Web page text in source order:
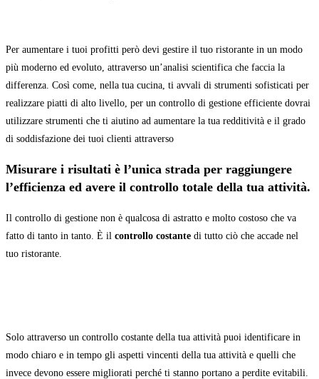
Per aumentare i tuoi profitti però devi gestire il tuo ristorante in un modo
più moderno ed evoluto, attraverso un’analisi scientifica che faccia la
differenza. Così come, nella tua cucina, ti avvali di strumenti sofisticati per
realizzare piatti di alto livello, per un controllo di gestione efficiente dovrai
utilizzare strumenti che ti aiutino ad aumentare la tua redditività e il grado
di soddisfazione dei tuoi clienti attraverso
Misurare i risultati è l’unica strada per raggiungere
l’efficienza ed avere il controllo totale della tua attività.
Il controllo di gestione non è qualcosa di astratto e molto costoso che va
fatto di tanto in tanto. È il controllo costante di tutto ciò che accade nel
tuo ristorante.
Solo attraverso un controllo costante della tua attività puoi identificare in
modo chiaro e in tempo gli aspetti vincenti della tua attività e quelli che
invece devono essere migliorati perché ti stanno portano a perdite evitabili.